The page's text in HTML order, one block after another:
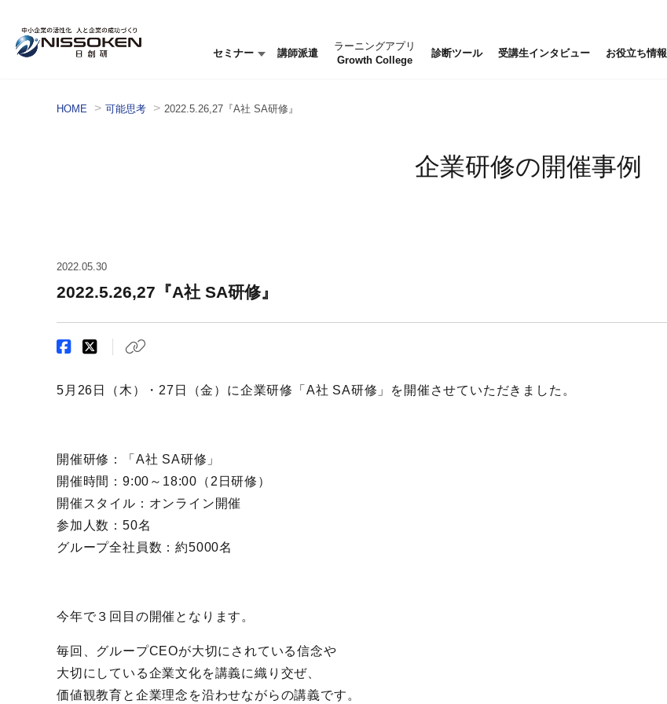
セミナー 講師派遣
ラーニングアプリ
Growth College
診断ツール 受講生インタビュー お役立ち情報
企業研修の開催事例
HOME 可能思考 2022.5.26,27『A社 SA研修』
2022.05.30
2022.5.26,27『A社 SA研修』
5月26日（木）・27日（金）に企業研修「A社 SA研修」を開催させていただきました。
開催研修：「A社 SA研修」
開催時間：9:00～18:00（2日研修）
開催スタイル：オンライン開催
参加人数：50名
グループ全社員数：約5000名
今年で３回目の開催となります。
毎回、グループCEOが大切にされている信念や
大切にしている企業文化を講義に織り交ぜ、
価値観教育と企業理念を沿わせながらの講義です。